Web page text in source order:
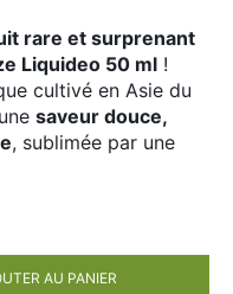
rare et surprenant
Liquideo 50 ml !
cultivé en Asie du
saveur douce,
, sublimée par une
AU PANIER